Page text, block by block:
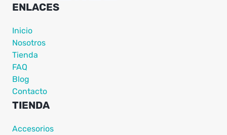
ENLACES
Inicio
Nosotros
Tienda
FAQ
Blog
Contacto
TIENDA
Accesorios